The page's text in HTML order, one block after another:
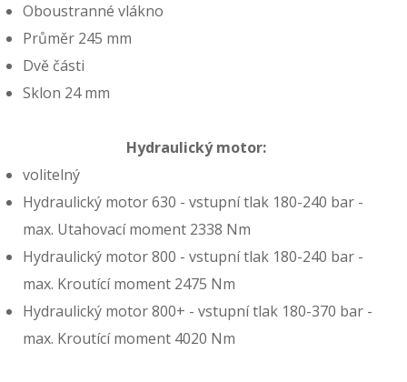
Oboustranné vlákno
Průměr 245 mm
Dvě části
Sklon 24 mm
Hydraulický motor:
volitelný
Hydraulický motor 630 - vstupní tlak 180-240 bar -
max. Utahovací moment 2338 Nm
Hydraulický motor 800 - vstupní tlak 180-240 bar -
max. Kroutící moment 2475 Nm
Hydraulický motor 800+ - vstupní tlak 180-370 bar -
max. Kroutící moment 4020 Nm